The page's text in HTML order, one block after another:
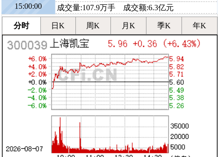
15:00:00
成交量:107.9万手 成交额:6.3亿元
分时 日K 周K 月K 季K 年K